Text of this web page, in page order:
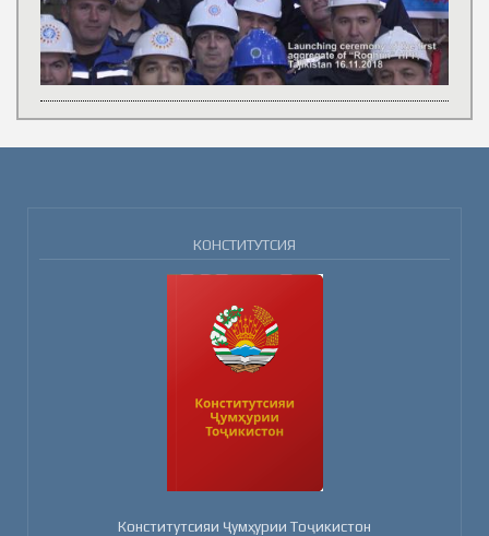
КОНСТИТУТСИЯ
Конститутсияи Ҷумҳурии Тоҷикистон